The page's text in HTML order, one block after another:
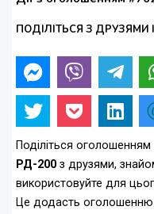
ПОДІЛІТЬСЯ З
Поділіться оголошенням
РД-200 з друзями,
використовуйте для
Це додасть оголошенню